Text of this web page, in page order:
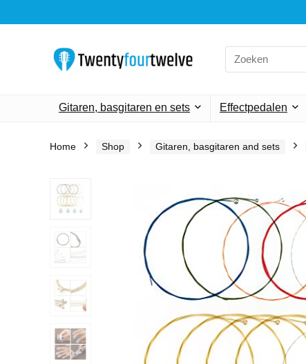
Search
for:
Gitaren, basgitaren en sets Effectpedalen
Home Shop Gitaren, basgitaren and sets